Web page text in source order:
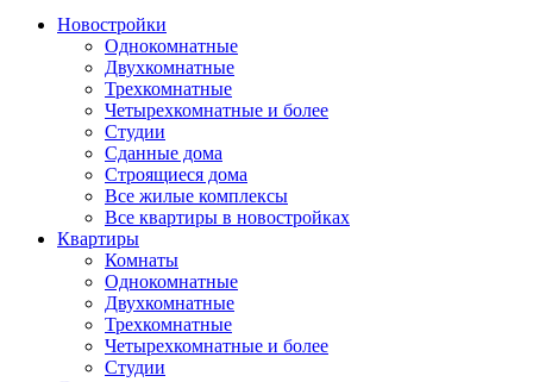
Новостройки
Однокомнатные
Двухкомнатные
Трехкомнатные
Четырехкомнатные и более
Студии
Сданные дома
Строящиеся дома
Все жилые комплексы
Все квартиры в новостройках
Квартиры
Комнаты
Однокомнатные
Двухкомнатные
Трехкомнатные
Четырехкомнатные и более
Студии